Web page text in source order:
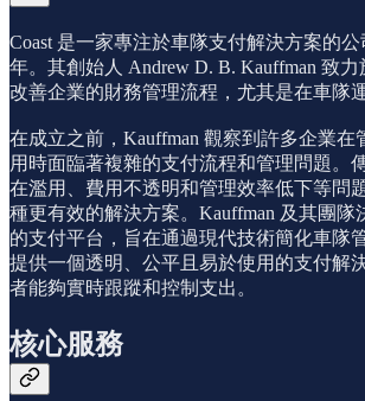
Coast 是一家專注於車隊支付解決方案的
年。其創始人 Andrew D. B. Kauffman 致
改善企業的財務管理流程，尤其是在車隊
在成立之前，Kauffman 觀察到許多企業在
用時面臨著複雜的支付流程和管理問題。
在濫用、費用不透明和管理效率低下等問
種更有效的解決方案。Kauffman 及其團隊
的支付平台，旨在通過現代技術簡化車隊
提供一個透明、公平且易於使用的支付解
者能夠實時跟蹤和控制支出。
核心服務